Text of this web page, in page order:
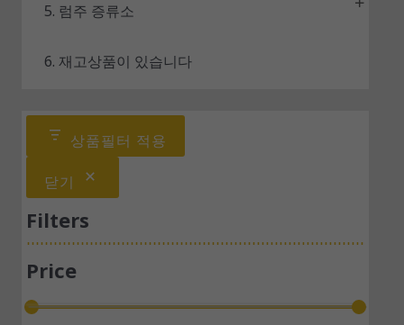
5. 럼주 증류소
6. 재고상품이 있습니다
상품필터 적용
닫기
Filters
Price